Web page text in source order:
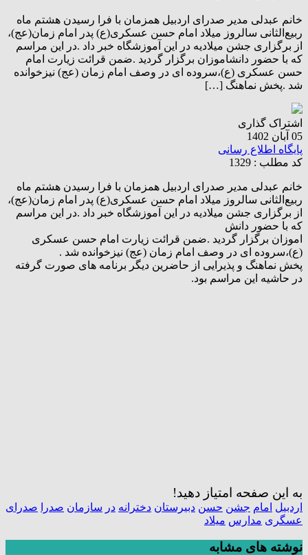
خانم عبدلی مدیر صدرای اردبیل همزمان با فرا رسیدن هشتم ماه
ربیع‌الثانی سالروز میلاد امام حسن عسکری(ع) پدر امام زمان(عج)،
از برگزاری جشن میلادیه در این آموزشگاه خبر داد .در این مراسم
که با حضور دانشاموزان برگزار گردید .ضمن قرائت زیارت امام
حسن عسکری (ع)،سروده ای در وصف امام زمان (عج) نیزخوانده
شد .پخش نماهنگ […]
اشتراک گذاری
05 آبان 1402
پایگاه اطلاع رسانی
کد مطلب : 1329
خانم عبدلی مدیر صدرای اردبیل همزمان با فرا رسیدن هشتم ماه
ربیع‌الثانی سالروز میلاد امام حسن عسکری(ع) پدر امام زمان(عج)،
از برگزاری جشن میلادیه در این آموزشگاه خبر داد .در این مراسم
که با حضور دانش
اموزان برگزار گردید .ضمن قرائت زیارت امام حسن عسکری
(ع)،سروده ای در وصف امام زمان (عج) نیزخوانده شد .
پخش نماهنگ و پذیرایی از حاضرین دیگر برنامه های صورت گرفته
در حاشیه این مراسم بود.
به این صفحه امتیاز دهید!
اردبیل امام جشن حسن دبیرستان دخترانه در سازمان صدرا
صدرای
عسگری مدارس میلاد
نوشته های مشابه